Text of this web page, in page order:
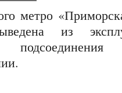
метро
из